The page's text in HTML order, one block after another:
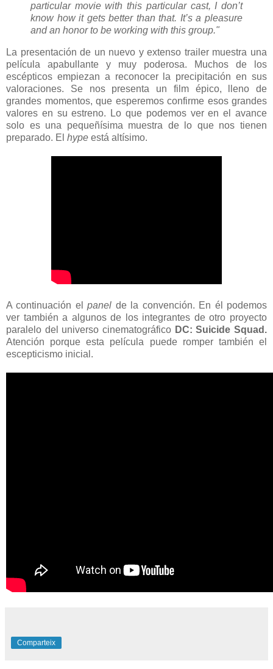
particular movie with this particular cast, I don’t
know how it gets better than that. It’s a pleasure
and an honor to be working with this group."
La presentación de un nuevo y extenso trailer muestra una
película apabullante y muy poderosa. Muchos de los
escépticos empiezan a reconocer la precipitación en sus
valoraciones. Se nos presenta un film épico, lleno de
grandes momentos, que esperemos confirme esos grandes
valores en su estreno. Lo que podemos ver en el avance
solo es una pequeñísima muestra de lo que nos tienen
preparado. El hype está altísimo.
A continuación elpanel de la convención. En él podemos
ver también a algunos de los integrantes de otro proyecto
paralelo del universo cinematográfico DC: Suicide Squad.
Atención porque esta película puede romper también el
escepticismo inicial.
Comparteix